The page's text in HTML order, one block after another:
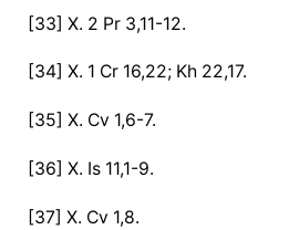
[33] X. 2 Pr 3,11-12.
[34] X. 1 Cr 16,22; Kh 22,17.
[35] X. Cv 1,6-7.
[36] X. Is 11,1-9.
[37] X. Cv 1,8.